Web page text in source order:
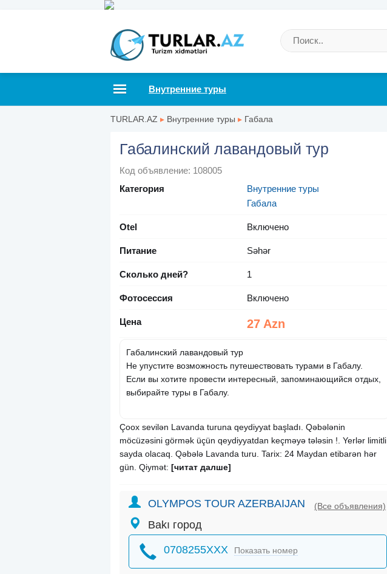
Внутренние туры
TURLAR.AZ ▸ Внутренние туры ▸ Габала
Габалинский лавандовый тур
Код объявление: 108005
Категория
Внутренние туры
Габала
Otel Включено
Питание Səhər
Сколько дней? 1
Фотосессия Включено
Цена 27 Azn
Габалинский лавандовый тур
Не упустите возможность путешествовать турами в Габалу.
Если вы хотите провести интересный, запоминающийся отдых,
выбирайте туры в Габалу.
Çoox sevilən Lavanda turuna qeydiyyat başladı. Qəbələnin
möcüzəsini görmək üçün qeydiyyatdan keçməyə tələsin !. Yerlər limitli
sayda olacaq. Qəbələ Lavanda turu. Tarix: 24 Maydan etibarən hər
gün. Qiymət: [читат далше]
OLYMPOS TOUR AZERBAIJAN (Все объявления)
Bakı город
0708255XXX Показать номер